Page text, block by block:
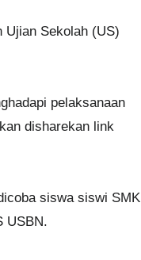
Ujian Sekolah (US)
pelaksanaan
disharekan link
siswa siswi SMK
USBN.